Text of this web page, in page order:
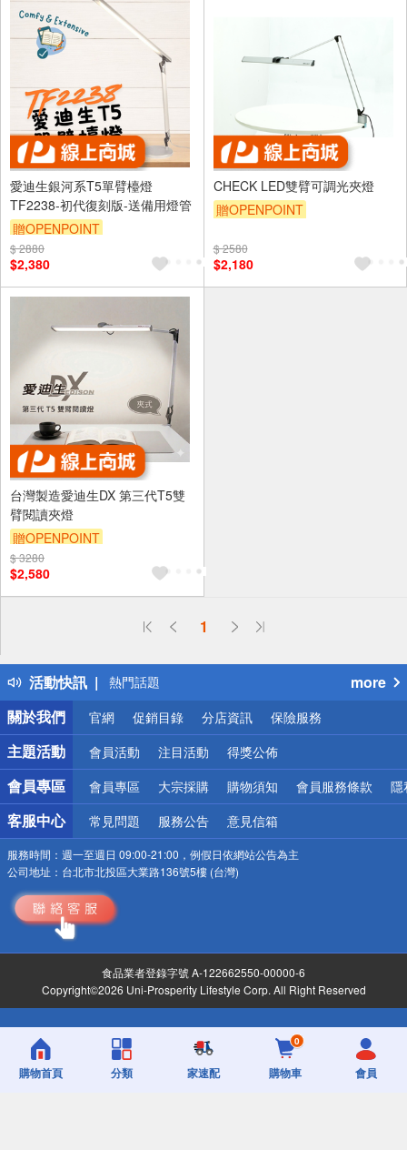
愛迪生銀河系T5單臂檯燈
TF2238-初代復刻版-送備用燈管
贈OPENPOINT
$ 2880
$2,380
CHECK LED雙臂可調光夾燈
贈OPENPOINT
$ 2580
$2,180
台灣製造愛迪生DX 第三代T5雙
臂閱讀夾燈
贈OPENPOINT
$ 3280
$2,580
1
活動快訊
偏遠地區配送
得獎公告
熱門話題
銀行優惠
偏遠地區配送
詐騙網頁！請小心！
more
關於我們
官網 促銷目錄 分店資訊 保險服務
主題活動 會員活動 注目活動 得獎公佈
會員專區 會員專區 大宗採購 購物須知 會員服務條款 隱
客服中心 常見問題 服務公告 意見信箱
服務時間： 週一至週日 09:00-21:00，例假日依網站公告為主
公司地址： 台北市北投區大業路136號5樓 (台灣)
食品業者登錄字號 A-122662550-00000-6
Copyright©2026 Uni-Prosperity Lifestyle Corp. All Right Reserved
購物首頁 分類 家速配
0
購物車 會員